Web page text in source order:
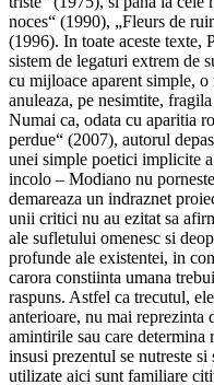
noces“ (1990), „Fleurs de
(1996). In toate aceste texte,
sistem de legaturi extrem de
cu mijloace aparent simple,
anuleaza, pe nesimtite,
Numai ca, odata cu aparitia
perdue“ (2007), autorul
unei simple poetici implicite
incolo – Modiano nu
demareaza un indraznet
unii critici nu au ezitat sa
ale sufletului omenesc si
profunde ale existentei, in
carora constiinta umana
raspuns. Astfel ca trecutul,
anterioare, nu mai reprezinta
amintirile sau care determina
insusi prezentul se nutreste
utilizate aici sunt familiare